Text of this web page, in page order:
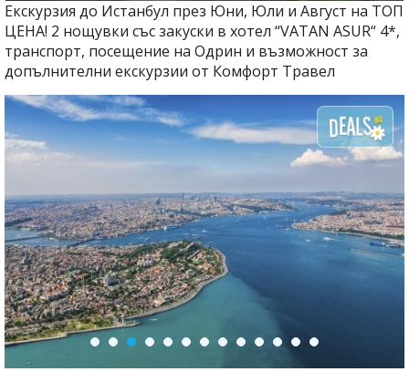
Екскурзия до Истанбул през Юни, Юли и Август на ТОП
ЦЕНА! 2 нощувки със закуски в хотел “VATAN ASUR“ 4*,
транспорт, посещение на Одрин и възможност за
допълнителни екскурзии от Комфорт Травел